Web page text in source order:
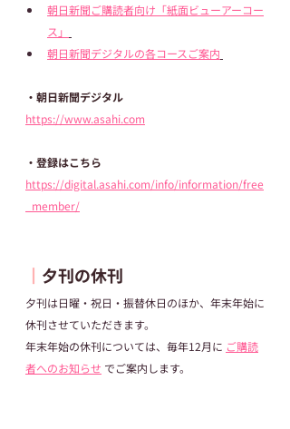
朝日新聞ご購読者向け「紙面ビューアーコー
ス」
朝日新聞デジタルの各コースご案内
・朝日新聞デジタル
https://www.asahi.com
・登録はこちら
https://digital.asahi.com/info/information/free
_member/
┃ 夕刊の休刊
夕刊は日曜・祝日・振替休日のほか、年末年始に
休刊させていただきます。
年末年始の休刊については、毎年12月に ご購読
者へのお知らせ でご案内します。